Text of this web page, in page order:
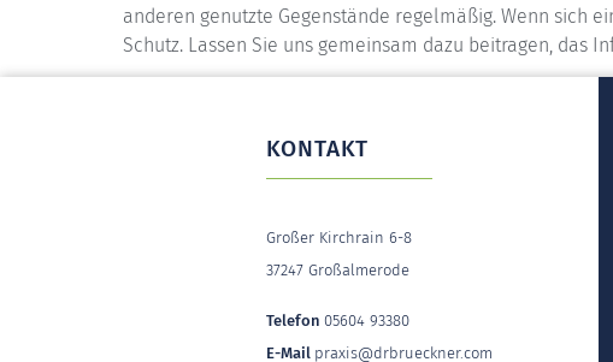
anderen genutzte Gegenstände regelmäßig. Wenn sich
Schutz. Lassen Sie uns gemeinsam dazu beitragen, das
KONTAKT
Großer Kirchrain 6-8
37247 Großalmerode
Telefon 05604 93380
E-Mail praxis@drbrueckner.com